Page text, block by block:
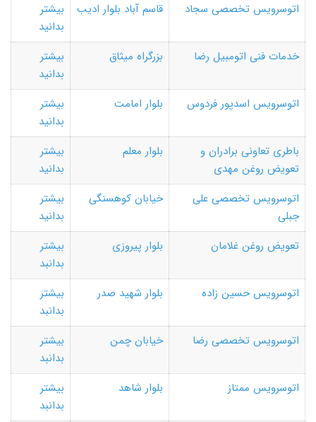
اتوسرویس تخصصی سجاد
قاسم آباد بلوار ادیب
بیشتر
بدانید
خدمات فنی اتومبیل رضا
بزرگراه میثاق
بیشتر
بدانید
اتوسرویس اسدپور فردوس
بلوار امامت
بیشتر
بدانید
باطری تعاونی برادران و
تعویض روغن مهدی
بلوار معلم
بیشتر
بدانید
اتوسرویس تخصصی علی
جبلی
خیابان کوهسنگی
بیشتر
بدانید
تعویض روغن غلامان
بلوار پیروزی
بیشتر
بدانبد
اتوسرویس حسین زاده
بلوار شهید صدر
بیشتر
بدانبد
اتوسرویس تخصصی رضا
خیابان چمن
بیشتر
بدانبد
اتوسرویس ممتاز
بلوار شاهد
بیشتر
بدانبد